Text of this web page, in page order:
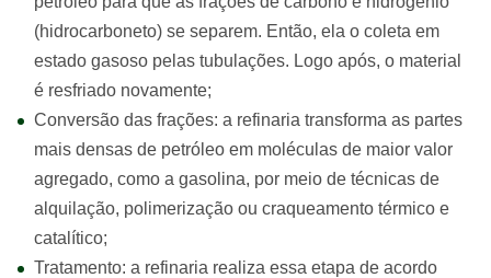
(hidrocarboneto) se separem. Então, ela o coleta em
estado gasoso pelas tubulações. Logo após, o material
é resfriado novamente;
Conversão das frações: a refinaria transforma as partes
mais densas de petróleo em moléculas de maior valor
agregado, como a gasolina, por meio de técnicas de
alquilação, polimerização ou craqueamento térmico e
catalítico;
Tratamento: a refinaria realiza essa etapa de acordo